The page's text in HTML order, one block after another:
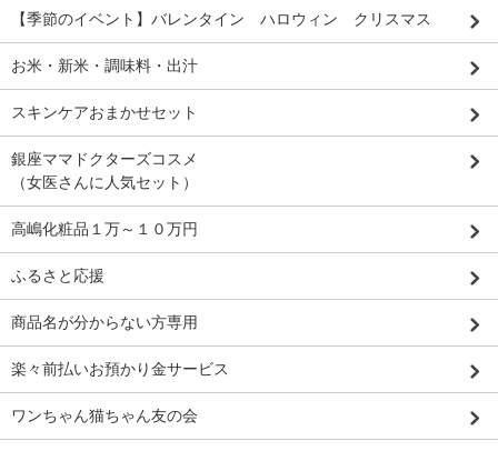
【季節のイベント】バレンタイン ハロウィン クリスマス
お米・新米・調味料・出汁
スキンケアおまかせセット
銀座ママドクターズコスメ
（女医さんに人気セット）
高嶋化粧品１万～１０万円
ふるさと応援
商品名が分からない方専用
楽々前払いお預かり金サービス
ワンちゃん猫ちゃん友の会